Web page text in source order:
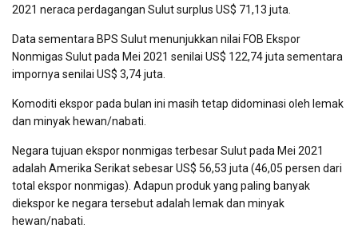
2021 neraca perdagangan Sulut surplus US$ 71,13 juta.
Data sementara BPS Sulut menunjukkan nilai FOB Ekspor
Nonmigas Sulut pada Mei 2021 senilai US$ 122,74 juta sementara
impornya senilai US$ 3,74 juta.
Komoditi ekspor pada bulan ini masih tetap didominasi oleh lemak
dan minyak hewan/nabati.
Negara tujuan ekspor nonmigas terbesar Sulut pada Mei 2021
adalah Amerika Serikat sebesar US$ 56,53 juta (46,05 persen dari
total ekspor nonmigas). Adapun produk yang paling banyak
diekspor ke negara tersebut adalah lemak dan minyak
hewan/nabati.